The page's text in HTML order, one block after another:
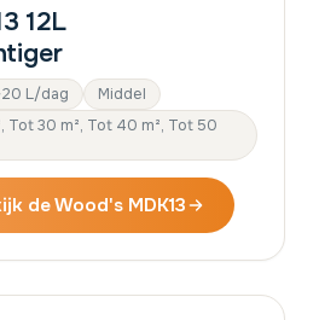
12L
L/dag
Middel
Tot 30 m², Tot 40 m², Tot 50
de Wood's MDK13